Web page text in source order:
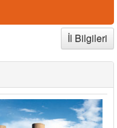
İl Bilgileri